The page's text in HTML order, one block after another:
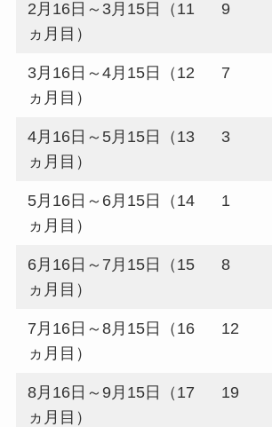
2月16日～3月15日（11
ヵ月目）
9
3月16日～4月15日（12
ヵ月目）
7
4月16日～5月15日（13
ヵ月目）
3
5月16日～6月15日（14
ヵ月目）
1
6月16日～7月15日（15
ヵ月目）
8
7月16日～8月15日（16
ヵ月目）
12
8月16日～9月15日（17
ヵ月目）
19